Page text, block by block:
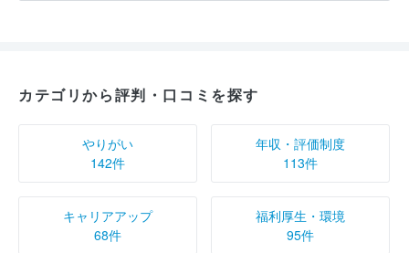
カテゴリから評判・口コミを探す
やりがい
142件
年収・評価制度
113件
キャリアアップ
68件
福利厚生・環境
95件